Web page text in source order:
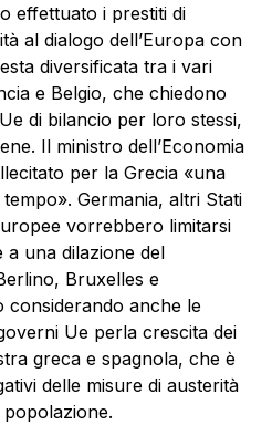
effettuato i prestiti di
al dialogo dell’Europa con
diversificata tra i vari
e Belgio, che chiedono
di bilancio per loro stessi,
Il ministro dell’Economia
per la Grecia «una
Germania, altri Stati
vorrebbero limitarsi
a una dilazione del
Bruxelles e
anche le
Ue perla crescita dei
greca e spagnola, che è
delle misure di austerità